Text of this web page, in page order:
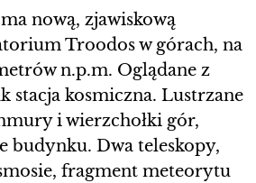
nową, zjawiskową
Troodos w górach, na
n.p.m. Oglądane z
stacja kosmiczna. Lustrzane
i wierzchołki gór,
budynku. Dwa teleskopy,
fragment meteorytu